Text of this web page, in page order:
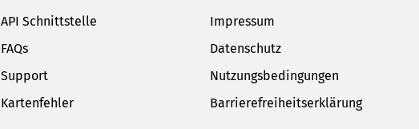
API Schnittstelle
FAQs
Support
Kartenfehler
Impressum
Datenschutz
Nutzungsbedingungen
Barrierefreiheitserklärung